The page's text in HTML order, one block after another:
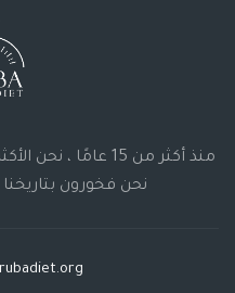
منذ أكثر من 15 عامًا
نحن فخورون